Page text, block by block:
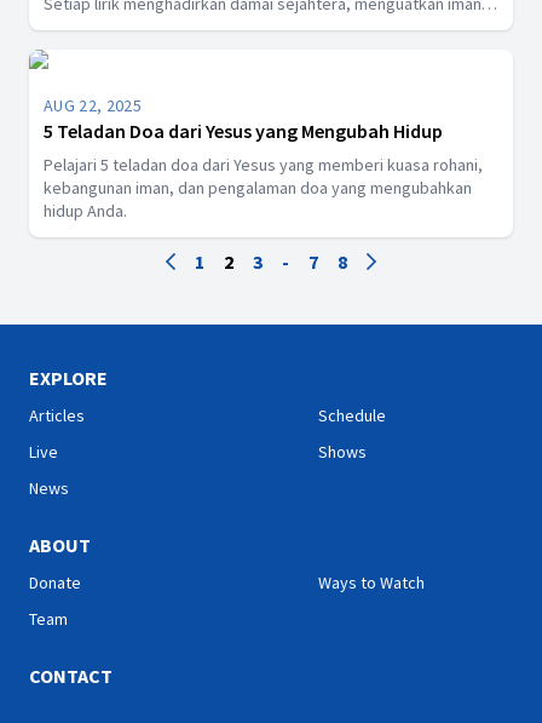
dan memberi harapan baru saat hati dipenuhi rasa cemas.
Lagu-lagu ini menjadi sahabat doa, penopang iman, dan
sumber ketenangan di tengah gejolak yang membuat banyak
orang lelah.
AUG 22, 2025
5 Teladan Doa dari Yesus yang Mengubah Hidup
Pelajari 5 teladan doa dari Yesus yang memberi kuasa rohani,
kebangunan iman, dan pengalaman doa yang mengubahkan
hidup Anda.
1 2 3 - 7 8
EXPLORE
Articles
Live
News
Schedule
Shows
ABOUT
Donate
Team
Ways to Watch
CONTACT